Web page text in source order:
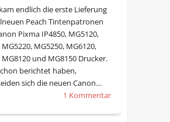
endlich die erste Lieferung
Peach Tintenpatronen
Pixma IP4850, MG5120,
MG5250, MG6120,
MG8120 und MG8150 Drucker.
berichtet haben,
sich die neuen Canon…
1 Kommentar